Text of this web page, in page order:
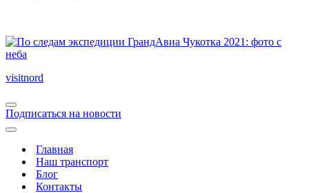
visitnord
Подписаться на новости
Главная
Наш транспорт
Блог
Контакты